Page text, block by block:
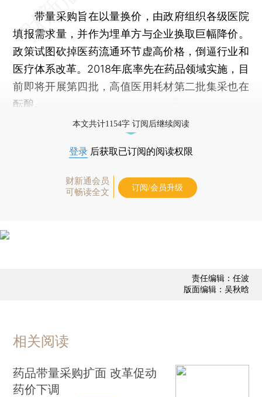
带量采购旨在以量换价，由政府组织各级医院
填报需求量，并作为埋单方与企业换取巨幅降价。
政策试图砍掉医药流通环节虚高价格，倒逼行业和
医疗体系改革。2018年底率先在药品领域实施，目
前即将开展第四批，高值医用耗材第二批集采也在
酝酿。
本文共计1154字 订阅后继续阅读
登录 后获取已订阅的阅读权限
财新通会员
可畅读全文
订阅/会员升级
责任编辑：任波
版面编辑：吴秋晗
相关阅读
药品带量采购扩面 改革促动
药价下调